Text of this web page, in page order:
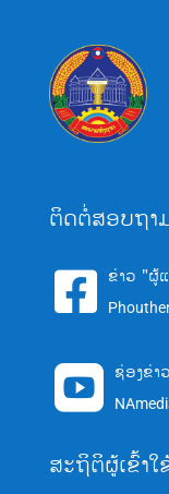
ຕິດຕໍ່ສອບຖາ
 ຂ່າວ "ຜູ້
 ຊ່ອງຂ່າ
ສະຖິຕິຜູ້ເຂົ້າໃ